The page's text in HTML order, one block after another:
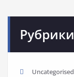
Рубрики
Uncategorised